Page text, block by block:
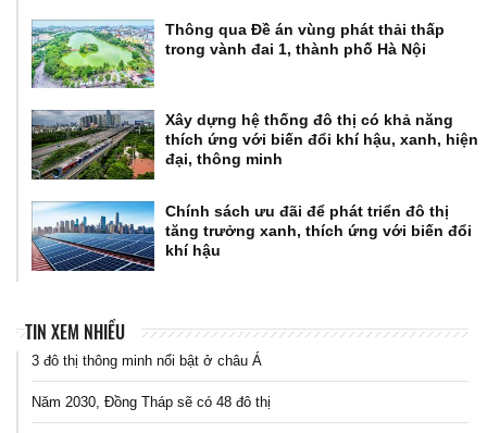
Thông qua Đề án vùng phát thải thấp
trong vành đai 1, thành phố Hà Nội
Xây dựng hệ thống đô thị có khả năng
thích ứng với biến đổi khí hậu, xanh, hiện
đại, thông minh
Chính sách ưu đãi để phát triển đô thị
tăng trưởng xanh, thích ứng với biến đổi
khí hậu
TIN XEM NHIỀU
3 đô thị thông minh nổi bật ở châu Á
Năm 2030, Đồng Tháp sẽ có 48 đô thị